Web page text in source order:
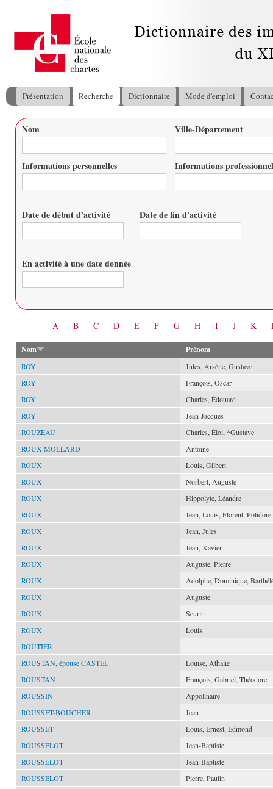
Menu principal
Présentation Recherche Dictionnaire Mode d'emploi
Vous êtes ici
Nom Ville-Département
Informations personnelles Informations
Date de début d'activité Date de fin d'activité
En activité à une date donnée
A B C D E F G H I J K
Nom Prénom
ROY
Jules, Arsène, Gustave
ROY
François, Oscar
ROY
Charles, Édouard
ROY
Jean-Jacques
ROUZEAU
Charles, Éloi, *Gustave
ROUX-MOLLARD
Antoine
ROUX
Louis, Gilbert
ROUX
Norbert, Auguste
ROUX
Hippolyte, Léandre
ROUX
Jean, Louis, Florent, Polidore
ROUX
Jean, Jules
ROUX
Jean, Xavier
ROUX
Auguste, Pierre
ROUX
Adolphe, Dominique,
ROUX
Auguste
ROUX
Seurin
ROUX
Louis
ROUTIER
ROUSTAN, épouse CASTEL
Louise, Athalie
ROUSTAN
François, Gabriel, Théodore
ROUSSIN
Appolinaire
ROUSSET-BOUCHER
Jean
ROUSSET
Louis, Ernest, Edmond
ROUSSELOT
Jean-Baptiste
ROUSSELOT
Jean-Baptiste
ROUSSELOT
Pierre, Paulin